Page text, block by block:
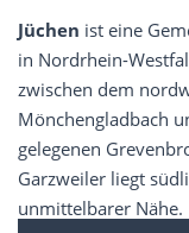
Jüchen ist eine
in Nordrhein-
zwischen dem
Mönchengladbach
gelegenen
Garzweiler liegt
unmittelbarer Nähe.